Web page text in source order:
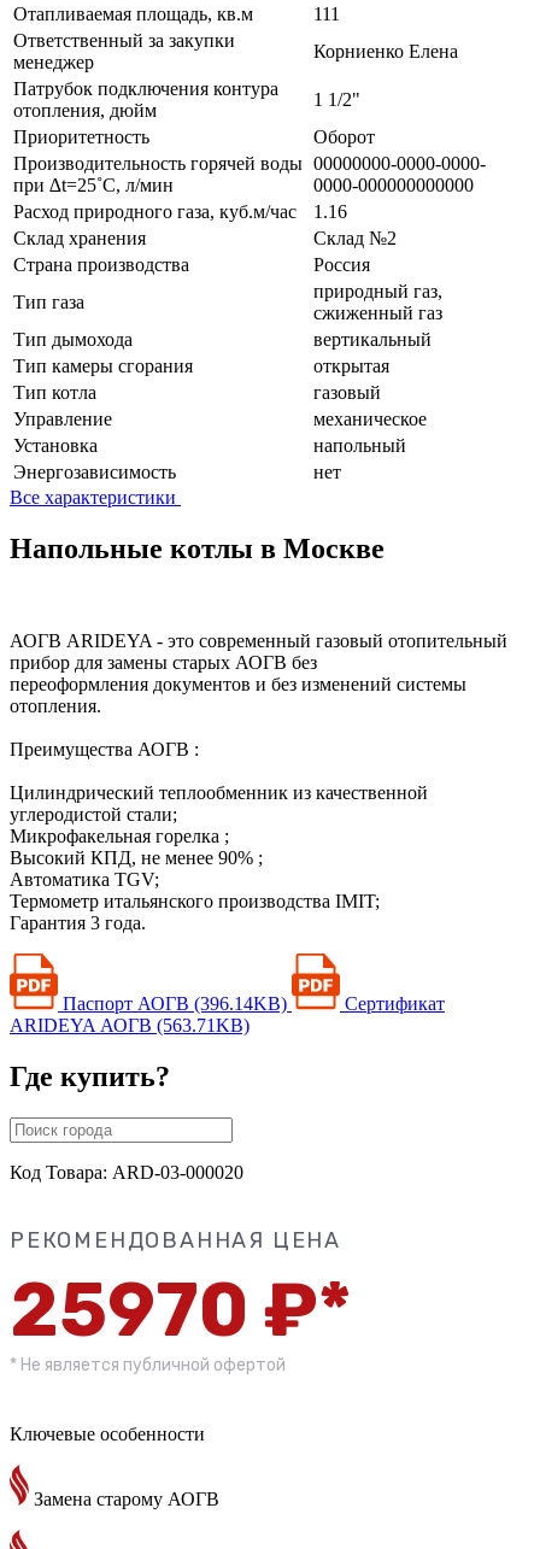
Отапливаемая площадь, кв.м
111
Ответственный за закупки
менеджер
Корниенко Елена
Патрубок подключения контура
отопления, дюйм
1 1/2"
Приоритетность
Оборот
Производительность горячей воды
при ∆t=25˚С, л/мин
00000000-0000-0000-
0000-000000000000
Расход природного газа, куб.м/час
1.16
Склад хранения
Склад №2
Страна производства
Россия
Тип газа
природный газ,
сжиженный газ
Тип дымохода
вертикальный
Тип камеры сгорания
открытая
Тип котла
газовый
Управление
механическое
Установка
напольный
Энергозависимость
нет
Все характеристики
Напольные котлы в Москве
АОГВ ARIDEYA - это современный газовый отопительный
прибор для замены старых АОГВ без
переоформления документов и без изменений системы
отопления.
Преимущества АОГВ :
Цилиндрический теплообменник из качественной
углеродистой стали;
Микрофакельная горелка ;
Высокий КПД, не менее 90% ;
Автоматика TGV;
Термометр итальянского производства IMIT;
Гарантия 3 года.
Паспорт АОГВ (396.14KB)
Сертификат
ARIDEYA АОГВ (563.71KB)
Где купить?
Код Товара: ARD-03-000020
РЕКОМЕНДОВАННАЯ ЦЕНА
25970 ₽*
* Не является публичной офертой
Ключевые особенности
Замена старому АОГВ